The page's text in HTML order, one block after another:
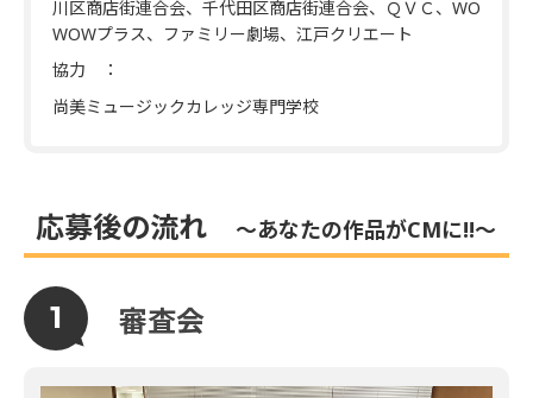
川区商店街連合会、千代田区商店街連合会、ＱＶＣ、WO
WOWプラス、ファミリー劇場、江戸クリエート
協力 ：
尚美ミュージックカレッジ専門学校
応募後の流れ ～あなたの作品がCMに!!～
審査会